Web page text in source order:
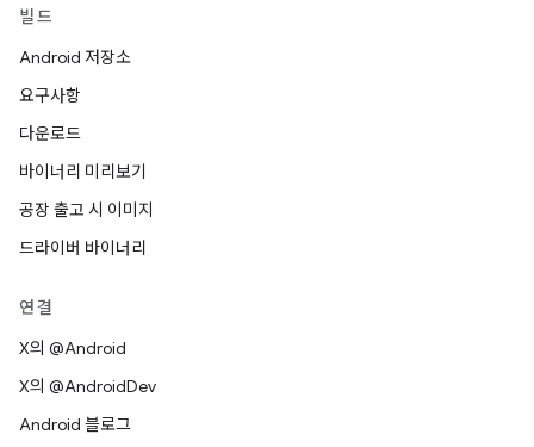
빌드
Android 저장소
요구사항
다운로드
바이너리 미리보기
공장 출고 시 이미지
드라이버 바이너리
연결
X의 @Android
X의 @AndroidDev
Android 블로그